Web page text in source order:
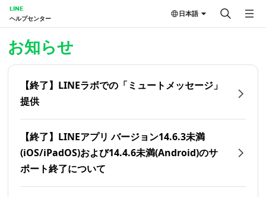
LINE
ヘルプセンター
日本語
お知らせ
【終了】LINEラボでの「ミュートメッセージ」
提供
【終了】LINEアプリ バージョン14.6.3未満
(iOS/iPadOS)および14.4.6未満(Android)のサ
ポート終了について